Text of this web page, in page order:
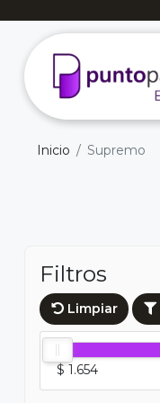
Inicio Supremo
Filtros
Limpiar
$ 1.654